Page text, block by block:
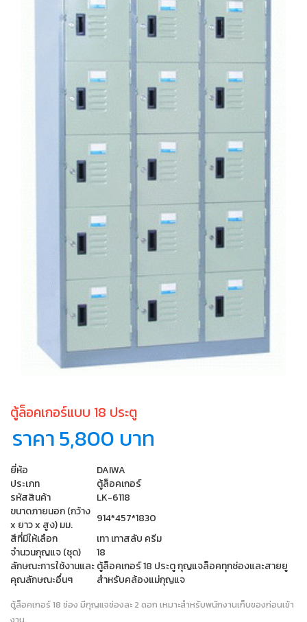
ตู้ล็อคเกอร์แบบ 18 ประตู
ราคา 5,800 บาท
ยี่ห้อ
DAIWA
ประเภท
ตู้ล็อคเกอร์
รหัสสินค้า
LK-6118
ขนาดภายนอก (กว้าง
x ยาว x สูง) มม.
914*457*1830
สีที่มีให้เลือก
เทา เทาสลับ ครีม
จำนวนกุญแจ (ชุด)
18
ลักษณะการใช้งานและ
คุณลักษณะอื่นๆ
ตู้ล็อคเกอร์ 18 ประตู กุญแจล็อคทุกช่องและสายยู
สำหรับคล้องแม่กุญแจ
ตู้ล็อคเกอร์ 18 ช่อง มีกุญแจช่องละ 2 ดอก เหมาะสำหรับพนักงานเก็บของก่อนเข้า